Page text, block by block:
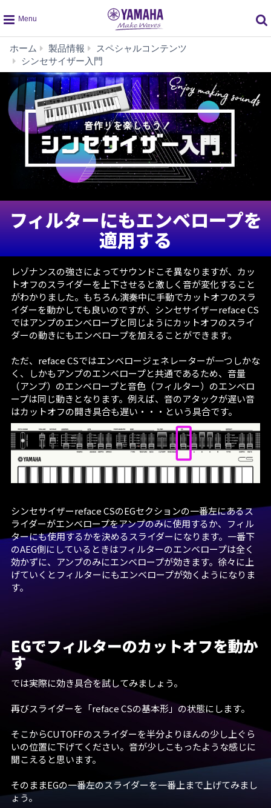
global
navigation
ホーム 製品情報
スペシャルコンテンツ
シンセサイザー入門
ィ
ル
タ
ー
に
も
エ
ン
ベ
ー
プ
を
適
用
る
フィルターにもエンベロープを
適用する
レゾナンスの強さによってサウンドこそ異なりますが、カッ
トオフのスライダーを上下させると激しく音が変化すること
がわかりました。もちろん演奏中に手動でカットオフのスラ
イダーを動かしても良いのですが、シンセサイザーreface CS
ではアンプのエンベロープと同じようにカットオフのスライ
ダーの動きにもエンベロープを加えることができます。
ただ、reface CSではエンベロージェネレーターが一つしかな
く、しかもアンプのエンベロープと共通であるため、音量
（アンプ）のエンベロープと音色（フィルター）のエンベロ
ープは同じ動きとなります。例えば、音のアタックが遅い音
はカットオフの開き具合も遅い・・・という具合です。
シンセサイザーreface CSのEGセクションの一番左にあるス
ライダーがエンベロープをアンプのみに使用するか、フィル
ターにも使用するかを決めるスライダーになります。一番下
のAEG側にしているときはフィルターのエンベロープは全く
効かずに、アンプのみにエンベロープが効きます。徐々に上
げていくとフィルターにもエンベロープが効くようになりま
す。
EGでフィルターのカットオフを動か
す
では実際に効き具合を試してみましょう。
再びスライダーを「reface CSの基本形」の状態にします。
そこからCUTOFFのスライダーを半分よりほんの少し上ぐら
いの位置に下げてください。音が少しこもったような感じに
聞こえると思います。
そのままEGの一番左のスライダーを一番上まで上げてみまし
ょう。